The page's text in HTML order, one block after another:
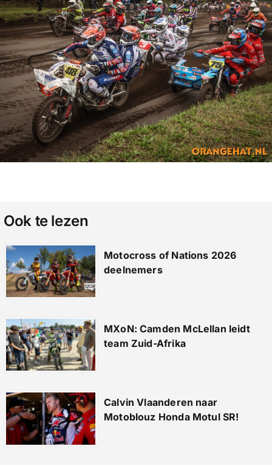
Ook te lezen
Motocross of Nations 2026
deelnemers
MXoN: Camden McLellan leidt
team Zuid-Afrika
Calvin Vlaanderen naar
Motoblouz Honda Motul SR!